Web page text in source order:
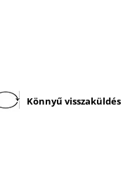
Könnyű visszaküldés